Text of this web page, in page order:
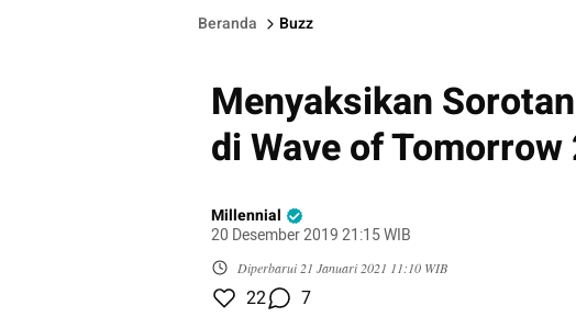
Beranda Buzz
Menyaksikan
di Wave of
Millennial
20 Desember 2019 21:15 WIB
Diperbarui21 Januari 2021 11:10 WIB
22 7